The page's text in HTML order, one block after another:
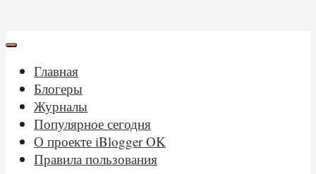
Главная
Блогеры
Журналы
Популярное сегодня
О проекте iBlogger OK
Правила пользования